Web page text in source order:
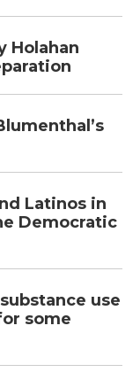
Holahan
Latinos in
Democratic
use
some